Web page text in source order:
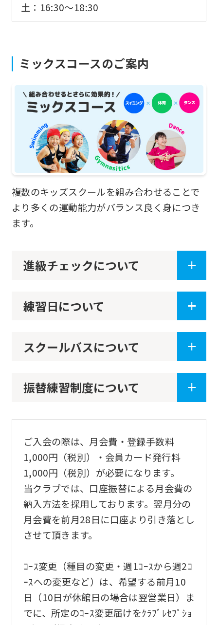
土：16:30～18:30
ミックスコースのご案内
複数のキッズスクールを組み合わせることで
より多くの運動能力がバランス良く身につき
ます。
進級チェックについて
練習日について
スクールバスについて
振替練習制度について
ご入会の際は、月会費・登録手数料
1,000円（税別）・会員カード発行料
1,000円（税別）が必要になります。
当クラブでは、口座振替による月会費の
納入方法を採用しております。翌月分の
月会費を前月28日に口座より引き落とし
させて頂きます。
ｺｰｽ変更（種目の変更・週1ｺｰｽから週2ｺ
ｰｽへの変更など）は、希望する前月10
日（10日が休館日の場合は翌営業日）ま
でに、所定のｺｰｽ変更届けをｸﾗﾌﾞﾚｾﾌﾟｼｮ
may
the
original
content.
We
ask
that
you
understand
this
service.
Automatic